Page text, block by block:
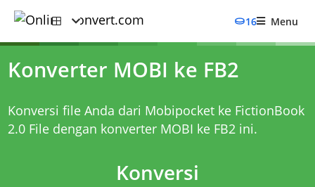
16 Menu
Konverter MOBI ke FB2
Konversi file Anda dari Mobipocket ke FictionBook
2.0 File dengan konverter MOBI ke FB2ini.
Konversi